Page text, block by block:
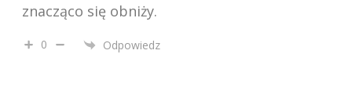
znacząco się obniży.
0 Odpowiedz